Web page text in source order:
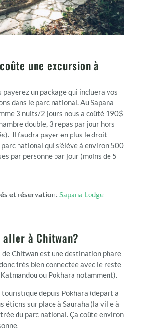
une excursion à
payerez un package qui incluera vos
dans le parc national. Au Sapana
3 nuits/2 jours nous a coûté 190$
double, 3 repas par jour hors
Il faudra payer en plus le droit
parc national qui s’élève à environ 500
par personne par jour (moins de 5
et réservation: Sapana Lodge
aller à Chitwan?
de Chitwan est une destination phare
très bien connectée avec le reste
ou Pokhara notamment).
touristique depuis Pokhara (départ à
étions sur place à Sauraha (la ville à
du parc national. Ça coûte environ